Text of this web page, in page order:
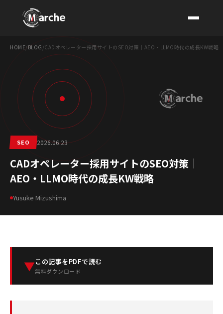
CONTACT
HOME/BLOG /CADオペレーター採用サイトのSEO対策｜AEO・LLMO時代の成長KW戦略
SEO 2026.06.23
CADオペレーター採用サイトのSEO対策｜
AEO・LLMO時代の成長KW戦略
Yusuke Mizushima
▼この記事をPDFで読む
無料ダウンロード